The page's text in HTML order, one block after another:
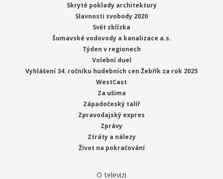
Skryté poklady architektury
Slavnosti svobody 2020
Svět zblízka
Šumavské vodovody a kanalizace a.s.
Týden v regionech
Volební duel
Vyhlášení 34. ročníku hudebních cen Žebřík za rok 2025
WestCast
Za ušima
Západočeský talíř
Zpravodajský expres
Zprávy
Ztráty a nálezy
Život na pokračování
O televizi